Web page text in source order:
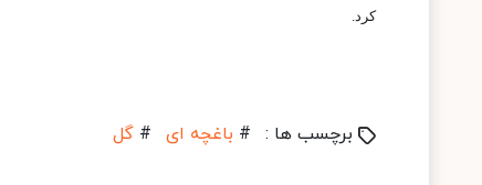
کرد.
برچسب ها : # باغچه ای # گل